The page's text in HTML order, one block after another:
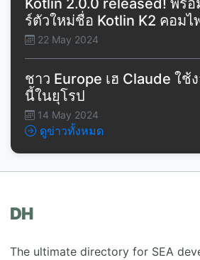
Kotlin 2.0.0 released! พร้
ร์ตัวใหม่ชื่อ Kotlin K2 คอมไ
22 May 2024
ชาว Europe เฮ Claude ใช้
นี้ในยุโรป
14 May 2024
ดูข่าวทั้งหมด
DH
The ultimate directory for SEA